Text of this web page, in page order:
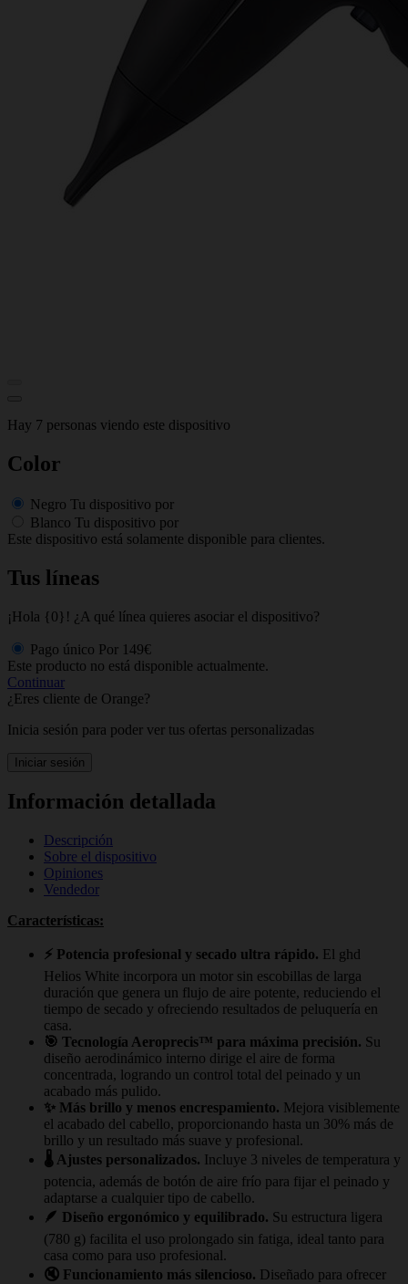
Hay 7 personas viendo este dispositivo
Color
Negro Tu dispositivo por
Blanco Tu dispositivo por
Este dispositivo está solamente disponible para clientes.
Tus líneas
¡Hola {0}! ¿A qué línea quieres asociar el dispositivo?
Pago único Por 149€
Este producto no está disponible actualmente.
Continuar
¿Eres cliente de Orange?
Inicia sesión para poder ver tus ofertas personalizadas
Iniciar sesión
Información detallada
Descripción
Sobre el dispositivo
Opiniones
Vendedor
Características:
⚡ Potencia profesional y secado ultra rápido. El ghd
Helios White incorpora un motor sin escobillas de larga
duración que genera un flujo de aire potente, reduciendo el
tiempo de secado y ofreciendo resultados de peluquería en
casa.
🎯 Tecnología Aeroprecis™ para máxima precisión. Su
diseño aerodinámico interno dirige el aire de forma
concentrada, logrando un control total del peinado y un
acabado más pulido.
✨ Más brillo y menos encrespamiento. Mejora visiblemente
el acabado del cabello, proporcionando hasta un 30% más de
brillo y un resultado más suave y profesional.
🌡️ Ajustes personalizados. Incluye 3 niveles de temperatura y
potencia, además de botón de aire frío para fijar el peinado y
adaptarse a cualquier tipo de cabello.
🪶 Diseño ergonómico y equilibrado. Su estructura ligera
(780 g) facilita el uso prolongado sin fatiga, ideal tanto para
casa como para uso profesional.
🔇 Funcionamiento más silencioso. Diseñado para ofrecer